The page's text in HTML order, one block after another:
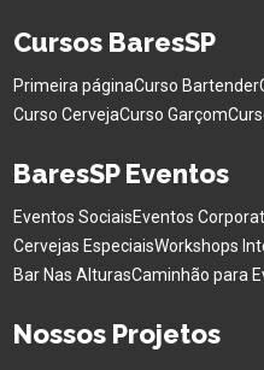
Cursos BaresSP
Primeira páginaCurso Bartender
Curso CervejaCurso Garçom
BaresSP Eventos
Eventos SociaisEventos
Cervejas EspeciaisWorkshops
Bar Nas AlturasCaminhão para
Nossos Projetos